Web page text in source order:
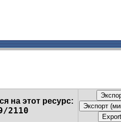
на этот ресурс:
2110